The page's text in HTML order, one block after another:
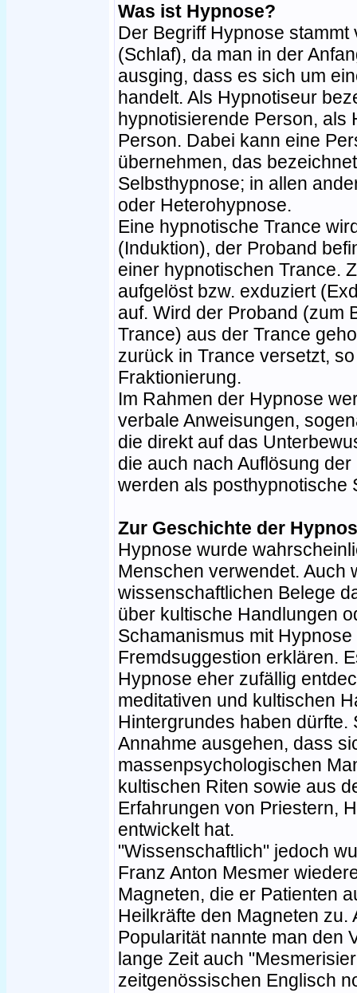
Was ist Hypnose?
Der Begriff Hypnose
(Schlaf), da man in der
ausging, dass es sich um
handelt. Als Hypnotiseur
hypnotisierende Person, als
Person. Dabei kann eine
übernehmen, das
Selbsthypnose; in allen
oder Heterohypnose.
Eine hypnotische Trance
(Induktion), der Proband
einer hypnotischen Trance.
aufgelöst bzw. exduziert
auf. Wird der Proband (zum
Trance) aus der Trance
zurück in Trance versetzt,
Fraktionierung.
Im Rahmen der Hypnose
verbale Anweisungen,
die direkt auf das
die auch nach Auflösung
werden als posthypnotische
Zur Geschichte der
Hypnose wurde
Menschen verwendet. Auch
wissenschaftlichen Belege
über kultische Handlungen
Schamanismus mit
Fremdsuggestion erklären.
Hypnose eher zufällig
meditativen und kultischen
Hintergrundes haben
Annahme ausgehen, dass
massenpsychologischen
kultischen Riten sowie aus
Erfahrungen von Priestern,
entwickelt hat.
"Wissenschaftlich" jedoch
Franz Anton Mesmer
Magneten, die er Patienten
Heilkräfte den Magneten zu.
Popularität nannte man den
lange Zeit auch
zeitgenössischen Englisch